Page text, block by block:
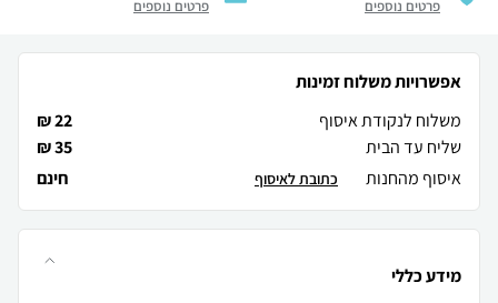
פרטים נוספים
פרטים נוספים
אפשרויות משלוח זמינות
משלוח לנקודת איסוף
22 ₪
שליח עד הבית
35 ₪
איסוף מהחנות
חינם כתובת לאיסוף
מידע כללי